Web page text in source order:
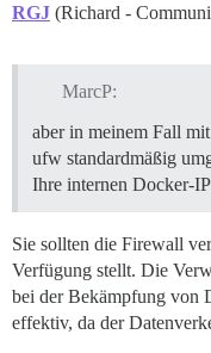
RGJ (Richard -
MarcP:
aber in meinem Fall
ufw standardmäßig
Ihre internen Docker-
Sie sollten die Firewall
Verfügung stellt. Die
bei der Bekämpfung von
effektiv, da der